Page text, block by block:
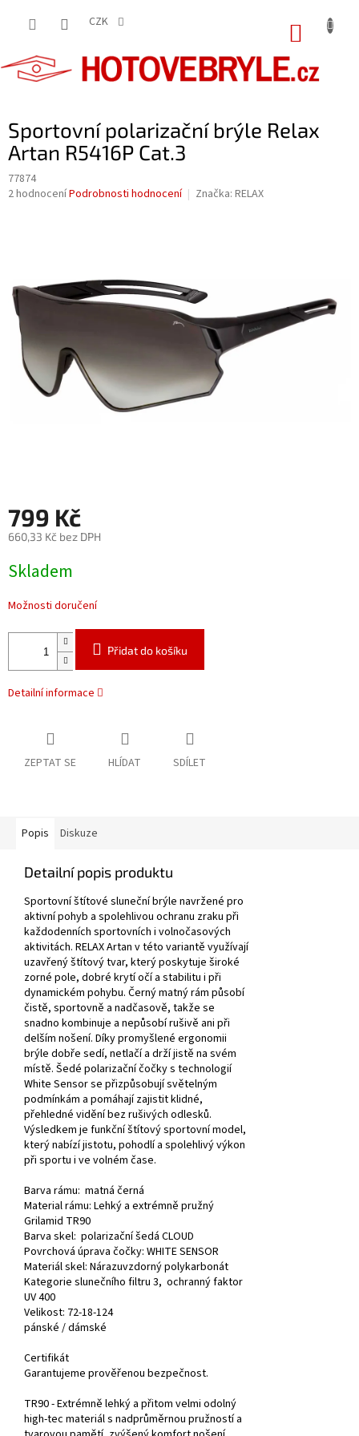
CZK
Sportovní polarizační brýle Relax
Artan R5416P Cat.3
77874
Průměrné
hvězdiček.
2 hodnoceníPodrobnosti hodnocení Značka: RELAX
799 Kč
660,33 Kč bez DPH
cena:
Skladem
Možnosti doručení
Přidat do košíku
Detailní informace
ZEPTAT SE HLÍDAT SDÍLET
Popis Diskuze
Detailní popis produktu
Sportovní štítové sluneční brýle navržené pro
aktivní pohyb a spolehlivou ochranu zraku při
každodenních sportovních i volnočasových
aktivitách. RELAX Artan v této variantě využívají
uzavřený štítový tvar, který poskytuje široké
zorné pole, dobré krytí očí a stabilitu i při
dynamickém pohybu. Černý matný rám působí
čistě, sportovně a nadčasově, takže se
snadno kombinuje a nepůsobí rušivě ani při
delším nošení. Díky promyšlené ergonomii
brýle dobře sedí, netlačí a drží jistě na svém
místě. Šedé polarizační čočky s technologií
White Sensor se přizpůsobují světelným
podmínkám a pomáhají zajistit klidné,
přehledné vidění bez rušivých odlesků.
Výsledkem je funkční štítový sportovní model,
který nabízí jistotu, pohodlí a spolehlivý výkon
při sportu i ve volném čase.
Barva rámu: matná černá
Material rámu: Lehký a extrémně pružný
Grilamid TR90
Barva skel: polarizační šedá CLOUD
Povrchová úprava čočky: WHITE SENSOR
Materiál skel: Nárazuvzdorný polykarbonát
Kategorie slunečního filtru 3, ochranný faktor
UV 400
Velikost: 72-18-124
pánské /dámské
Certifikát
Garantujeme prověřenou bezpečnost.
TR90 - Extrémně lehký a přitom velmi odolný
high-tec materiál s nadprůměrnou pružností a